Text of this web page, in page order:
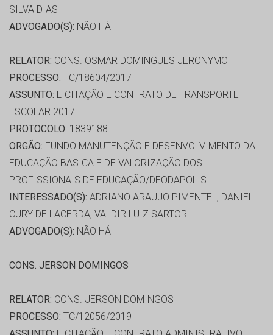
SILVA DIAS
ADVOGADO(S): NÃO HÁ
RELATOR: CONS. OSMAR DOMINGUES JERONYMO
PROCESSO: TC/18604/2017
ASSUNTO: LICITAÇÃO E CONTRATO DE TRANSPORTE
ESCOLAR 2017
PROTOCOLO: 1839188
ORGÃO: FUNDO MANUTENÇÃO E DESENVOLVIMENTO DA
EDUCAÇÃO BASICA E DE VALORIZAÇÃO DOS
PROFISSIONAIS DE EDUCAÇÃO/DEODAPOLIS
INTERESSADO(S): ADRIANO ARAUJO PIMENTEL, DANIEL
CURY DE LACERDA, VALDIR LUIZ SARTOR
ADVOGADO(S): NÃO HÁ
CONS. JERSON DOMINGOS
RELATOR: CONS. JERSON DOMINGOS
PROCESSO: TC/12056/2019